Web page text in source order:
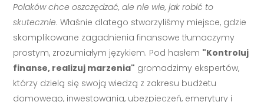
Polaków chce oszczędzać, ale nie wie, jak robić to
skutecznie. Właśnie dlatego stworzyliśmy miejsce, gdzie
skomplikowane zagadnienia finansowe tłumaczymy
prostym, zrozumiałym językiem. Pod hasłem "Kontroluj
finanse, realizuj marzenia" gromadzimy ekspertów,
którzy dzielą się swoją wiedzą z zakresu budżetu
domowego, inwestowania, ubezpieczeń, emerytury i